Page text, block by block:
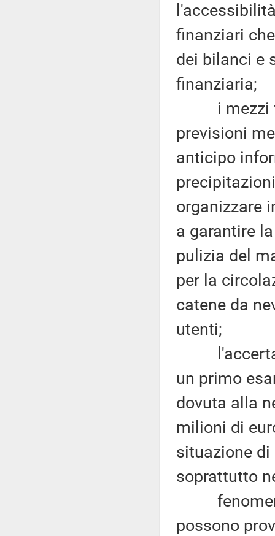
finanziari
dei bilanci e
finanziaria;
i mezzi
previsioni
anticipo
organizzare
a garantire
pulizia del
per la
catene da
utenti;
un primo
dovuta alla
milioni di
situazione di
soprattutto
fenomeni
possono